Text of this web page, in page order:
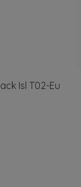
Isl T02-Eu